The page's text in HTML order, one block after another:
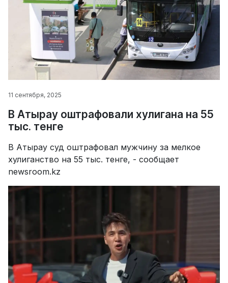
11 сентября, 2025
В Атырау оштрафовали хулигана на 55
тыс. тенге
В Атырау суд оштрафовал мужчину за мелкое
хулиганство на 55 тыс. тенге, - сообщает
newsroom.kz